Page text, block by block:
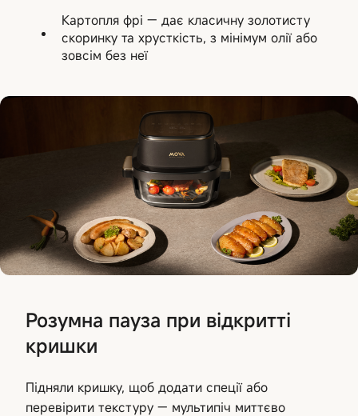
Картопля фрі — дає класичну золотисту
скоринку та хрусткість, з мінімум олії або
зовсім без неї
Розумна пауза при відкритті
кришки
Підняли кришку, щоб додати спеції або
перевірити текстуру — мультипіч миттєво